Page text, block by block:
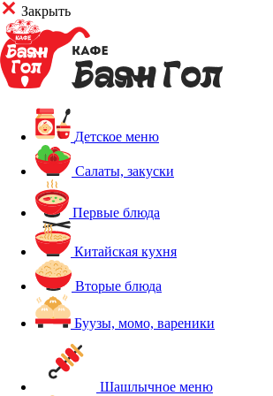
Закрыть
Детское меню
Салаты, закуски
Первые блюда
Китайская кухня
Вторые блюда
Буузы, момо, вареники
Шашлычное меню